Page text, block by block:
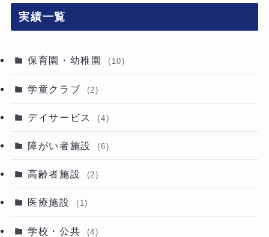
実績一覧
保育園・幼稚園 (10)
学童クラブ (2)
デイサービス (4)
障がい者施設 (6)
高齢者施設 (2)
医療施設 (1)
学校・公共 (4)